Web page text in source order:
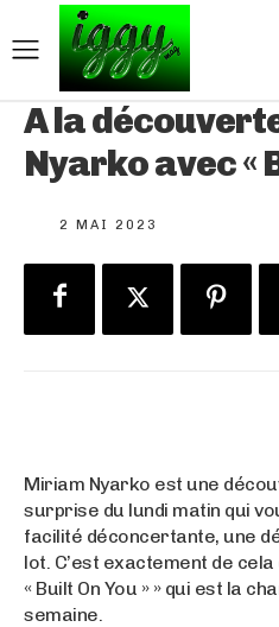
A la
Nyarko avec «
2 MAI 2023
Miriam Nyarko est une
surprise du lundi matin qui
facilité déconcertante, une
lot. C’est exactement de
« Built On You » » qui est la
semaine.